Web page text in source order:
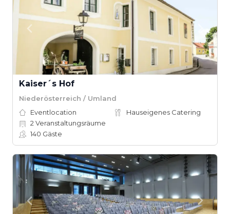
Kaiser´s Hof
Niederösterreich / Umland
Eventlocation
Hauseigenes Catering
2 Veranstaltungsräume
140 Gäste